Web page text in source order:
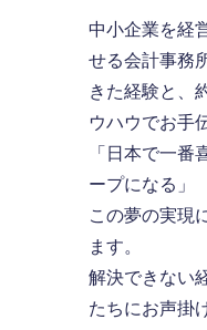
中小企業を経
せる会計事務
きた経験と、
ウハウでお手
「日本で一番
ープになる」
この夢の実現
ます。
解決できない
たちにお声掛